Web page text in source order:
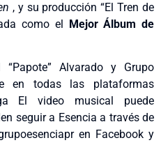
, y su producción “El Tren de
como el Mejor Álbum de
“Papote” Alvarado y Grupo
en todas las plataformas
El video musical puede
seguir a Esencia a través de
en Facebook y